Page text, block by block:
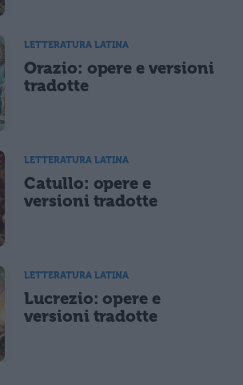
LETTERATURA LATINA
Orazio: opere e versioni
tradotte
LETTERATURA LATINA
Catullo: opere e
versioni tradotte
LETTERATURA LATINA
Lucrezio: opere e
versioni tradotte